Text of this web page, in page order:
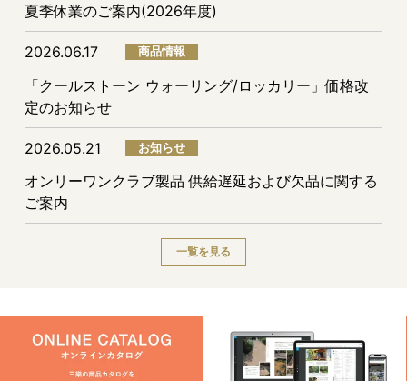
夏季休業のご案内(2026年度)
2026.06.17 商品情報
「クールストーン ウォーリング/ロッカリー」価格改
定のお知らせ
2026.05.21 お知らせ
オンリーワンクラブ製品 供給遅延および欠品に関する
ご案内
一覧を見る